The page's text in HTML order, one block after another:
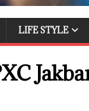
LIFE STYLE